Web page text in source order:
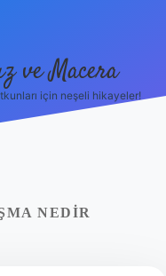
ve Macera
için neşeli hikayeler!
NEDIR